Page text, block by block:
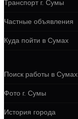
Транспорт г. Сумы
Частные объявления
Куда пойти в Сумах
Поиск работы в Сумах
Фото г. Сумы
История города